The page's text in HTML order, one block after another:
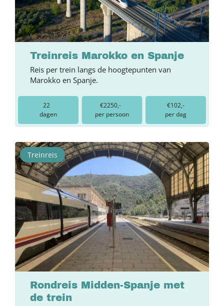
Treinreis Marokko en Spanje
Reis per trein langs de hoogtepunten van
Marokko en Spanje.
22
dagen
€2250,-
per persoon
€102,-
per dag
Treinreis
Rondreis Midden-Spanje met
de trein